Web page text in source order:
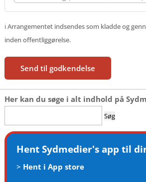
ℹ️ Arrangementet indsendes som kladde og
inden offentliggørelse.
Send til godkendelse
Her kan du søge i alt indhold på
efter:
Hent Sydmedier's app til
> Hent i App store